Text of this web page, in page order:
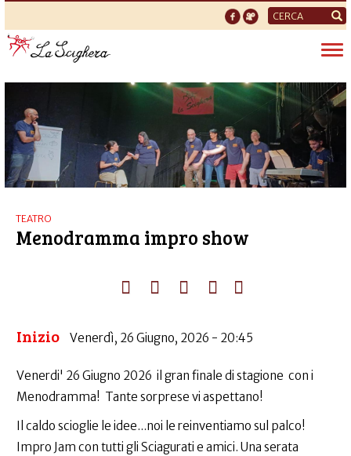
Form
di
ricerca
TEATRO
Menodramma impro show
Inizio Venerdì, 26 Giugno, 2026 - 20:45
Venerdi' 26 Giugno 2026 il gran finale di stagione con i
Menodramma! Tante sorprese vi aspettano!
Il caldo scioglie le idee...noi le reinventiamo sul palco!
Impro Jam con tutti gli Sciagurati e amici. Una serata